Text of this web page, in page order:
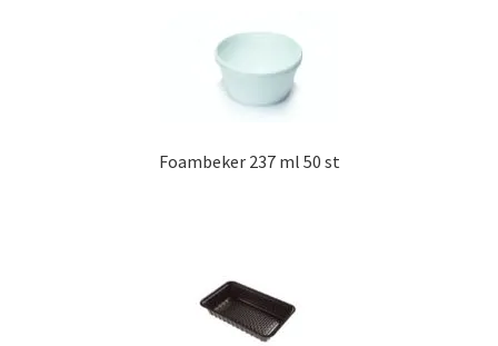
Foambeker 237 ml 50 st